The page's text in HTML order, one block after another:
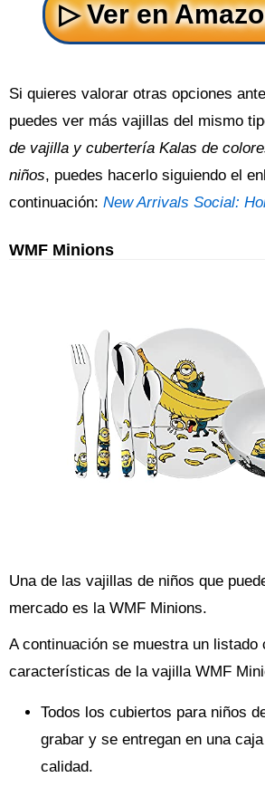
Si quieres valorar otras opciones
puedes ver más vajillas del mismo
de vajilla y cubertería Kalas de
niños, puedes hacerlo siguiendo el
continuación: New Arrivals Social:
WMF Minions
Una de las vajillas de niños que
mercado es la WMF Minions.
A continuación se muestra un listado
características de la vajilla WMF
Todos los cubiertos para niños
grabar y se entregan en una
calidad.